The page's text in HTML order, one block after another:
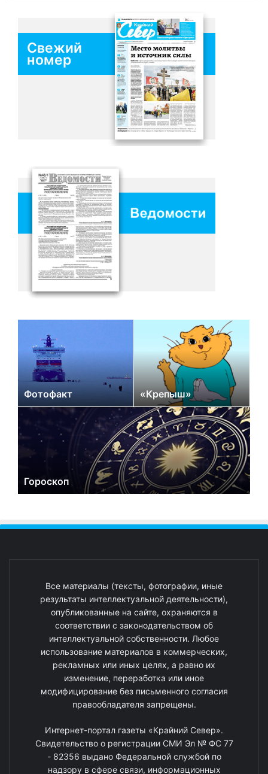
Свежий
номер
Фотофакт «Крепыш»
Гороскоп
Все материалы (тексты, фотографии, иные
результаты интеллектуальной деятельности),
опубликованные на сайте, охраняются в
соответствии с законодательством об
интеллектуальной собственности. Любое
использование материалов в коммерческих,
рекламных или иных целях, а равно их
изменение, переработка или иное
модифицирование без письменного согласия
правообладателя запрещены.
Интернет-портал газеты «Крайний Север».
Свидетельство о регистрации СМИ Эл № ФС 77
- 82356 выдано Федеральной службой по
надзору в сфере связи, информационных